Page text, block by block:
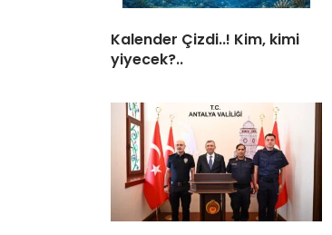
Kalender Çizdi..! Kim, kimi
yiyecek?..